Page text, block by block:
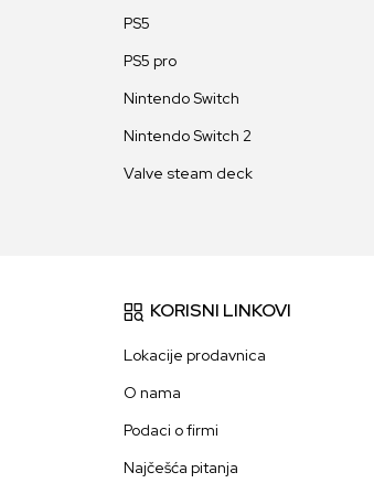
PS5
PS5 pro
Nintendo Switch
Nintendo Switch 2
Valve steam deck
KORISNI LINKOVI
Lokacije prodavnica
O nama
Podaci o firmi
Najčešća pitanja